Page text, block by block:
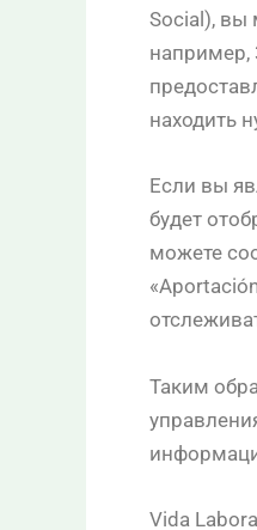
Social), вы
например,
находить
Если вы
будет
можете
Таким
Vida